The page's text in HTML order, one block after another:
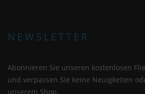
NEWSLETTER
Abonnieren Sie unseren kostenlosen
und verpassen Sie keine Neuigkeiten
unserem Shop.